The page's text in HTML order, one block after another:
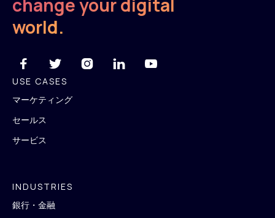
change your digital
world.
    
USE CASES
マーケティング
セールス
サービス
INDUSTRIES
銀行・金融